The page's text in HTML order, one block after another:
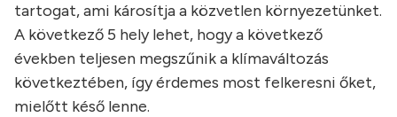
tartogat, ami károsítja a közvetlen környezetünket.
A következő 5 hely lehet, hogy a következő
években teljesen megszűnik a klímaváltozás
következtében, így érdemes most felkeresni őket,
mielőtt késő lenne.